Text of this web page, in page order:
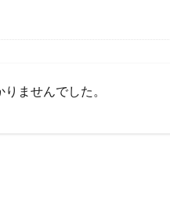
ませんでした。